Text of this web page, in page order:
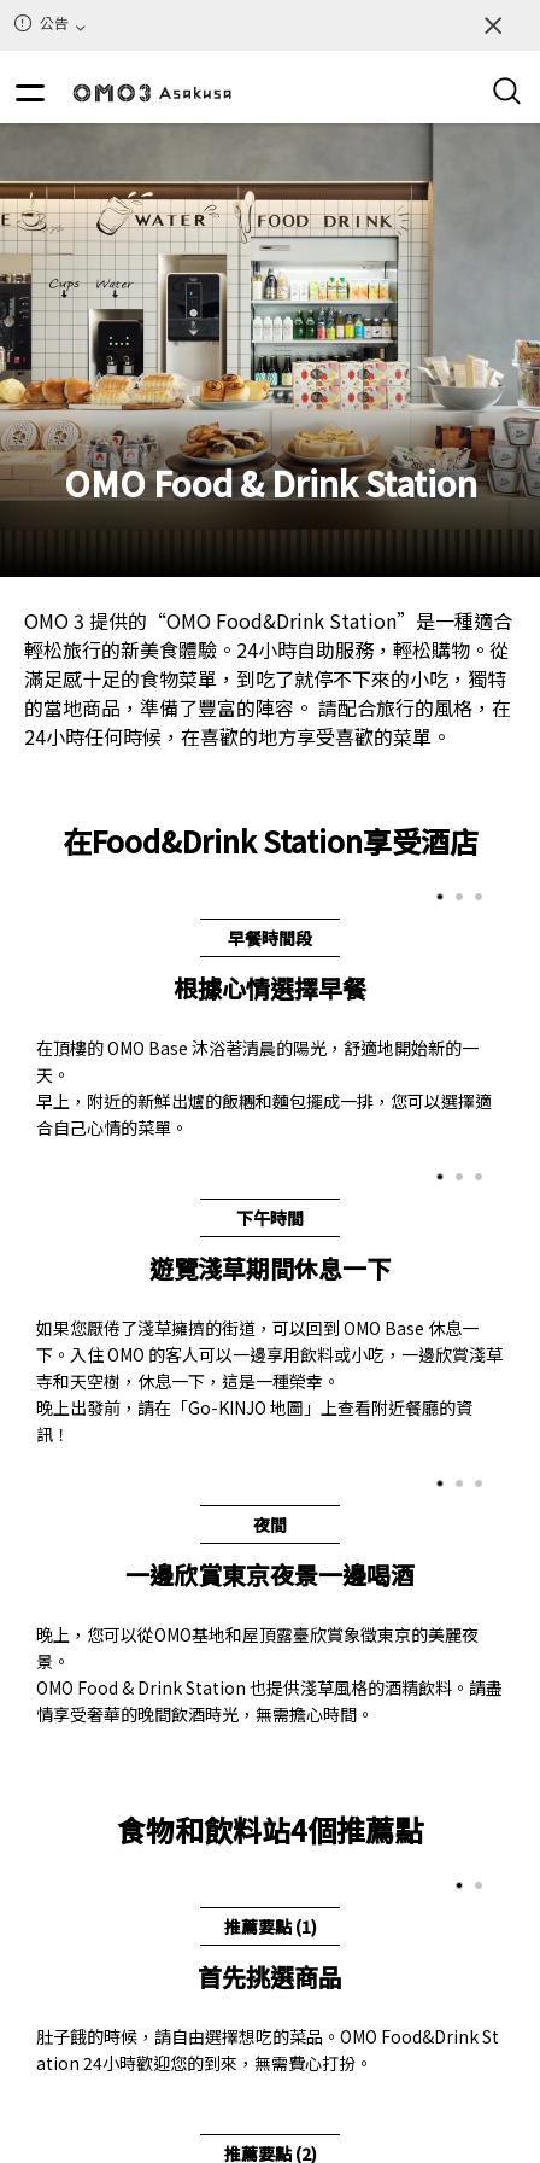
公告
OMO Food & Drink Station
OMO 3 提供的“OMO Food&Drink Station”是一種適合
輕松旅行的新美食體驗。24小時自助服務，輕松購物。從
滿足感十足的食物菜單，到吃了就停不下來的小吃，獨特
的當地商品，準備了豐富的陣容。 請配合旅行的風格，在
24小時任何時候，在喜歡的地方享受喜歡的菜單。
在Food&Drink Station享受酒店
早餐時間段
根據心情選擇早餐
在頂樓的 OMO Base 沐浴著清晨的陽光，舒適地開始新的一
天。
早上，附近的新鮮出爐的飯糰和麵包擺成一排，您可以選擇適
合自己心情的菜單。
下午時間
遊覽淺草期間休息一下
如果您厭倦了淺草擁擠的街道，可以回到 OMO Base 休息一
下。入住 OMO 的客人可以一邊享用飲料或小吃，一邊欣賞淺草
寺和天空樹，休息一下，這是一種榮幸。
晚上出發前，請在「Go-KINJO 地圖」上查看附近餐廳的資
訊！
夜間
一邊欣賞東京夜景一邊喝酒
晚上，您可以從OMO基地和屋頂露臺欣賞象徵東京的美麗夜
景。
OMO Food & Drink Station 也提供淺草風格的酒精飲料。請盡
情享受奢華的晚間飲酒時光，無需擔心時間。
食物和飲料站4個推薦點
推薦要點 (1)
首先挑選商品
肚子餓的時候，請自由選擇想吃的菜品。OMO Food&Drink St
ation 24小時歡迎您的到來，無需費心打扮。
推薦要點 (2)